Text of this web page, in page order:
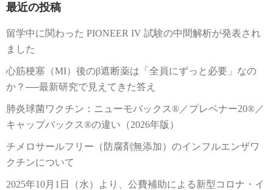
最近の投稿
留学中に関わった PIONEER IV 試験の中間解析が発表され
ました
心筋梗塞（MI）後のβ遮断薬は「全員にずっと必要」なの
か？──最新研究で見えてきた答え
肺炎球菌ワクチン：ニューモバックス®／プレベナー20®／
キャップバックス®の違い（2026年版）
チメロサールフリー（防腐剤無添加）のインフルエンザワ
クチンについて
2025年10月1日（水）より、公費補助による新型コロナ・イ